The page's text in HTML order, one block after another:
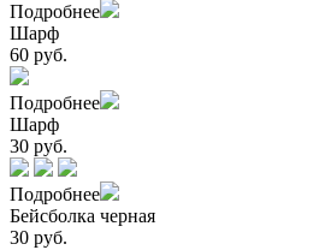
Подробнее
Шарф
60 руб.
Подробнее
Шарф
30 руб.
Подробнее
Бейсболка черная
30 руб.